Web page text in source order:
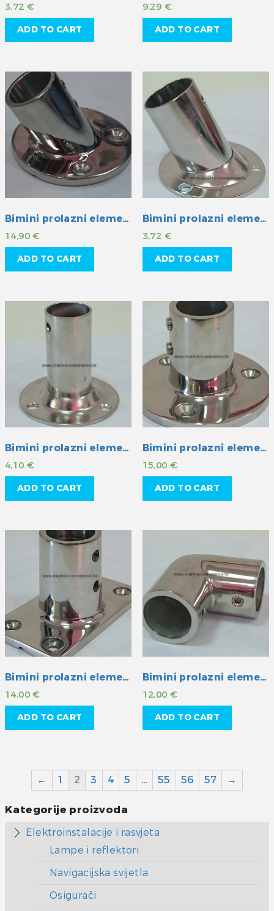
3,72 €
ADD TO CART
9,29 €
ADD TO CART
Bimini prolazni element INOX 22 mm
14,90€
ADD TO CART
Bimini prolazni element INOX 22 mm
3,72 €
ADD TO CART
Bimini prolazni element INOX 22 mm
4,10 €
ADD TO CART
Bimini prolazni element INOX 22 mm
15,00€
ADD TO CART
Bimini prolazni element INOX 22 mm
14,00€
ADD TO CART
Bimini prolazni element INOX 22 mm
12,00€
ADD TO CART
← 1 2 3 4 5 … 55 56 57 →
Kategorije proizvoda
Elektroinstalacije i rasvjeta
Lampe i reflektori
Navigacijska svijetla
Osigurači